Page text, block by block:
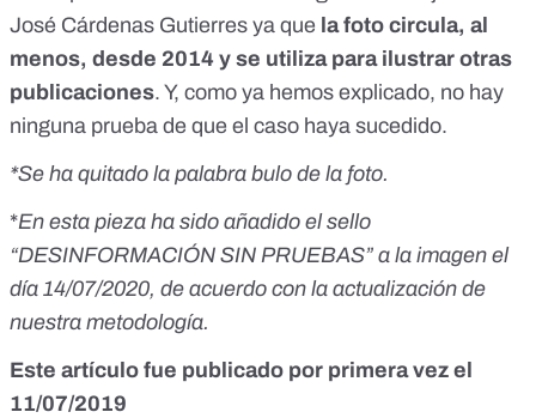
José Cárdenas Gutierres ya que la foto circula, al
menos, desde 2014 y se utiliza para ilustrar otras
publicaciones. Y, como ya hemos explicado, no hay
ninguna prueba de que el caso haya sucedido.
*Se ha quitado la palabra bulo de la foto.
*En esta pieza ha sido añadido el sello
“DESINFORMACIÓN SIN PRUEBAS” a la imagen el
día 14/07/2020, de acuerdo con la actualización de
nuestra metodología.
Este artículo fue publicado por primera vez el
11/07/2019